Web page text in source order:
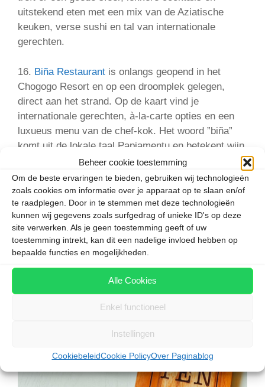
Beheer cookie toestemming
Om de beste ervaringen te bieden, gebruiken wij technologieën
zoals cookies om informatie over je apparaat op te slaan en/of
te raadplegen. Door in te stemmen met deze technologieën
kunnen wij gegevens zoals surfgedrag of unieke ID's op deze
site verwerken. Als je geen toestemming geeft of uw
toestemming intrekt, kan dit een nadelige invloed hebben op
bepaalde functies en mogelijkheden.
Alle Cookies
Enkel functioneel
Instellingen
CookiebeleidCookie PolicyOver Paginablog
uitstekend eten met een mix van de Aziatische
keuken, verse sushi en tal van internationale
gerechten.
16. Biña Restaurant is onlangs geopend in het
Chogogo Resort en op een droomplek gelegen,
direct aan het strand. Op de kaart vind je
internationale gerechten, à-la-carte opties en een
luxueus menu van de chef-kok. Het woord ”biña”
komt uit de lokale taal Papiamentu en betekent wijn.
De oprichters van het restaurant zijn verbonden aan
Alpasión, een landgoed met biologische
wijngaarden in Argentinië, en schenken deze wijnen
als aanvulling op het diner.
Number Ten is snel een favoriet op het eiland
geworden. Dit gezellige en kleurrijke ontbijt- en
het centrum van Kralendijk, en biedt naast ontbijt en
lunch ook heerlijke koffie en ruime keuze uit tal van
zoete lekkernijen en taartjes.